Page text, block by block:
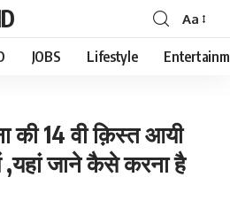
Font
Resizer
Aa
JOBS Lifestyle
की 14 वी क़िस्त आयी
जाने कैसे करना है